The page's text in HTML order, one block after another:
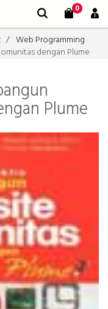
0
Web Programming
dengan Plume
Plume